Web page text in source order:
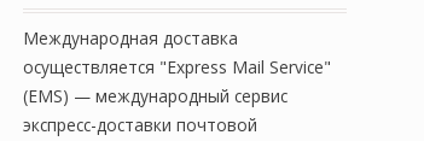
Международная доставка
осуществляется "Express Mail Service"
(EMS) — международный сервис
экспресс-доставки почтовой